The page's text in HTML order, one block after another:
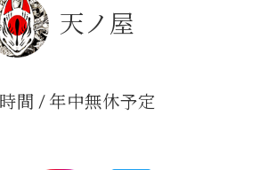
天ノ屋
間 / 年中無休予定